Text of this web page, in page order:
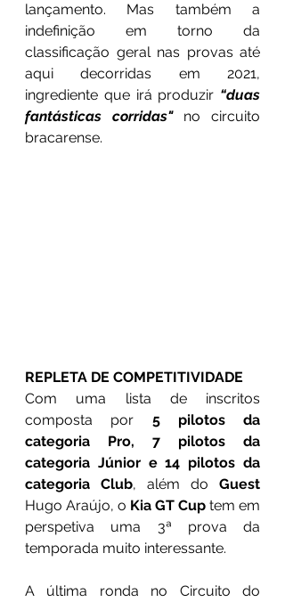
lançamento. Mas também a
indefinição em torno da
classificação geral nas provas até
aqui decorridas em 2021,
ingrediente que irá produzir “duas
fantásticas corridas" no circuito
bracarense.
REPLETA DE COMPETITIVIDADE
Com uma lista de inscritos
composta por 5 pilotos da
categoria Pro, 7 pilotos da
categoria Júnior e 14 pilotos da
categoria Club, além do
Hugo Araújo, o Kia GT Cup tem em
perspetiva uma 3ª prova da
temporada muito interessante.
A última ronda no Circuito do